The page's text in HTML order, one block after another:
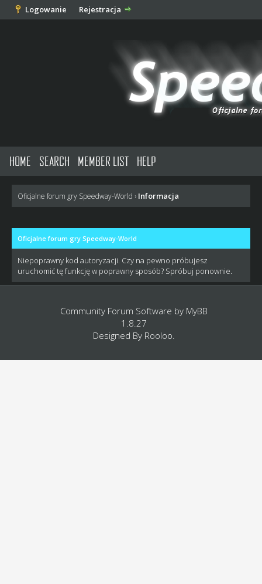
Logowanie Rejestracja
HOME SEARCH MEMBER LIST HELP
Oficjalne forum gry Speedway-World › Informacja
Oficjalne forum gry Speedway-World
Niepoprawny kod autoryzacji. Czy na pewno próbujesz
uruchomić tę funkcję w poprawny sposób? Spróbuj ponownie.
Community Forum Software by MyBB
1.8.27
Designed By Rooloo.